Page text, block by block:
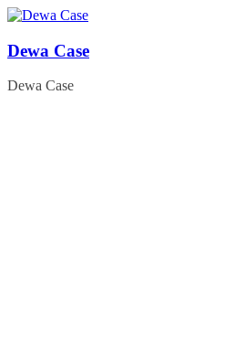
Skip
content
Dewa Case
Dewa Case